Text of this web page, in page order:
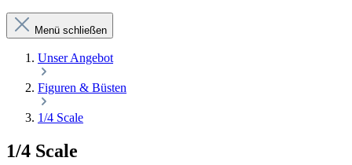
Menü schließen
Unser Angebot
Figuren & Büsten
1/4 Scale
1/4 Scale